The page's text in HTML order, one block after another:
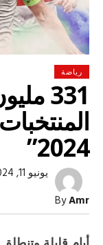
رياضة
331
2024”
ByAmr
يونيو 11, 2024, 15:20 م